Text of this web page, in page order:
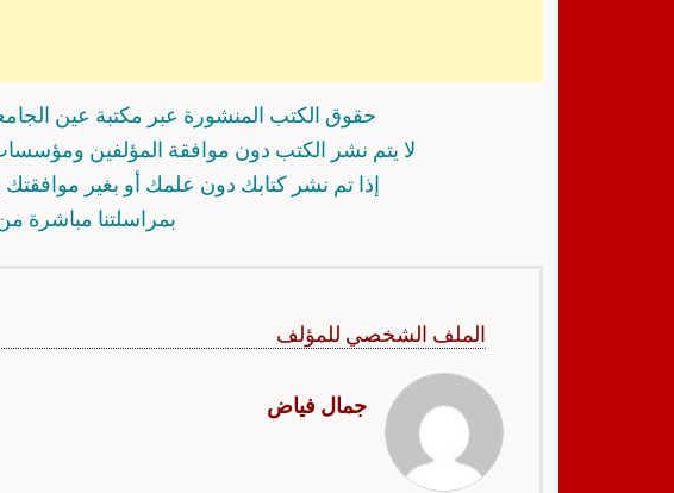
حقوق الكتب المنشورة عبر مكتبة عين
لا يتم نشر الكتب دون موافقة المؤلفين
إذا تم نشر كتابك دون علمك أو بغير
بمراسلتنا مباشرة
الملف الشخصي للمؤلف
جمال فياض